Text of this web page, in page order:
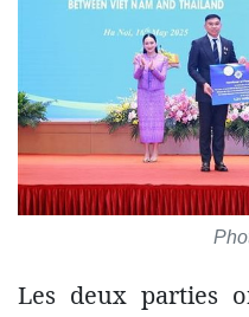
Les deux parties